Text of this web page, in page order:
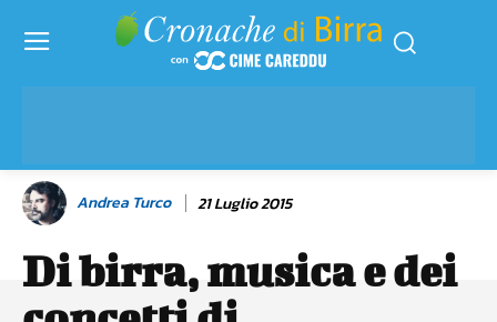
Andrea Turco 21 Luglio 2015
Di birra, musica e dei